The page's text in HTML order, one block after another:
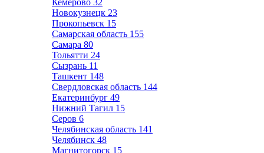
Кемерово 32
Новокузнецк 23
Прокопьевск 15
Самарская область 155
Самара 80
Тольятти 24
Сызрань 11
Ташкент 148
Свердловская область 144
Екатеринбург 49
Нижний Тагил 15
Серов 6
Челябинская область 141
Челябинск 48
Магнитогорск 15